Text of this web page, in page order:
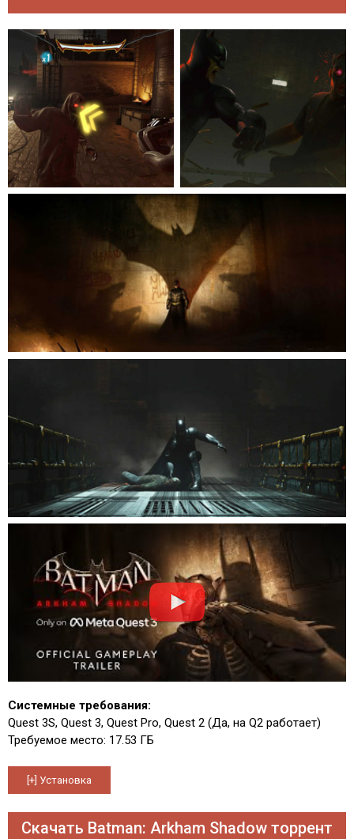
Системные требования:
Quest 3S, Quest 3, Quest Pro, Quest 2 (Да, на Q2 работает)
Требуемое место: 17.53 ГБ
Скачать Batman: Arkham Shadow торрент